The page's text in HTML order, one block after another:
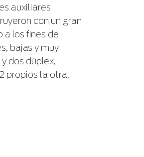
auxiliares
con un gran
a los fines de
bajas y muy
dos dúplex,
propios la otra,